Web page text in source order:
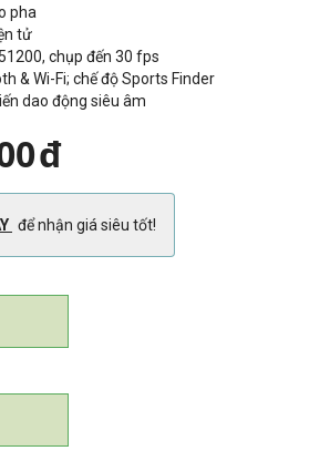
pha
tử
chụp đến 30 fps
& Wi-Fi; chế độ Sports Finder
dao động siêu âm
đ
để nhận giá siêu tốt!